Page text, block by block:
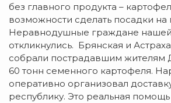
без главного продукта –
возможности сделать посадки на
Неравнодушные граждане нашей
откликнулись. Брянская и
собрали пострадавшим жителям
60 тонн семенного картофеля.
оперативно организовал
республику. Это реальная